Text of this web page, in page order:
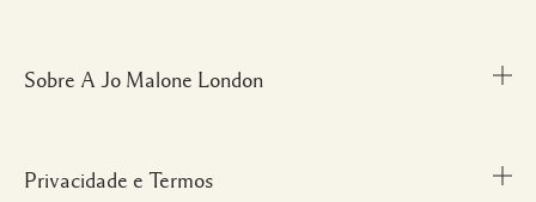
Personal Shopper
Descubra uma Fragrância
Glossário de Ingredientes
Sobre A Jo Malone London
Nossa História
Privacidade e Termos